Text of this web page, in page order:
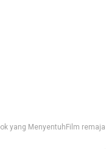
yang MenyentuhFilm